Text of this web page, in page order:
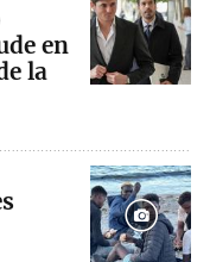
en
la